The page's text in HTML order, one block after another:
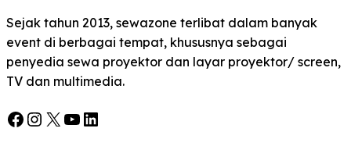
Sejak tahun 2013, sewazone terlibat dalam banyak
event di berbagai tempat, khususnya sebagai
penyedia sewa proyektor dan layar proyektor/ screen,
TV dan multimedia.
Facebook
Instagram
X YouTube
LinkedIn